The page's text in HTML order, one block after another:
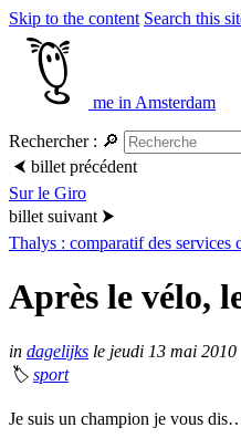
Skip to the content Search this
me in Amsterdam
Rechercher : 🔎
⮜ billet précédent
Sur le Giro
billet suivant ⮞
Thalys : comparatif des services
Après le vélo,
in dagelijks le jeudi 13 mai 2010
🏷 sport
Je suis un champion je vous